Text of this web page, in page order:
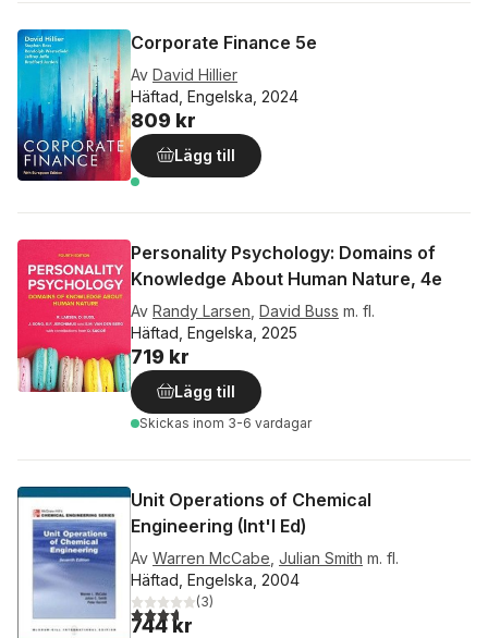
Corporate Finance 5e
Av David Hillier
Häftad, Engelska, 2024
809 kr
Lägg till
Personality Psychology: Domains of
Knowledge About Human Nature, 4e
Av Randy Larsen David Buss m. fl.
Häftad, Engelska, 2025
719 kr
Lägg till
Skickas inom 3-6 vardagar
Unit Operations of Chemical
Engineering (Int'l Ed)
Av Warren McCabe Julian Smith m. fl.
Häftad, Engelska, 2004
3,7utav 5 stjärnor. Totalt antal röster:
(3)
744 kr